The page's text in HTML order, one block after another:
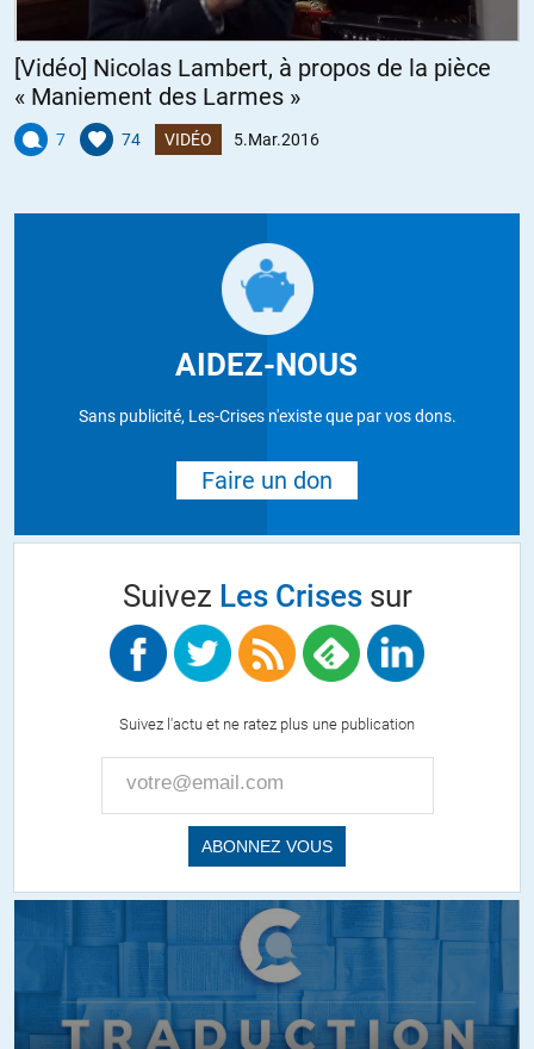
[Vidéo] Nicolas Lambert, à propos de la pièce
« Maniement des Larmes »
7 74 VIDÉO 5.Mar.2016
AIDEZ-NOUS
Sans publicité, Les-Crises n'existe que par vos dons.
Faire un don
Suivez Les Crisessur
Suivez l'actu et ne ratez plus une publication